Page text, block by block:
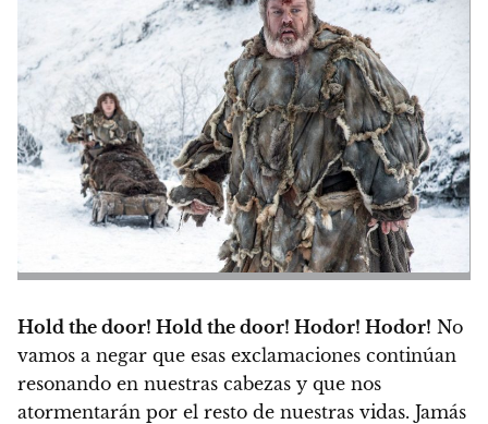
Hold the door! Hold the door! Hodor! Hodor! No
vamos a negar que esas exclamaciones continúan
resonando en nuestras cabezas y que nos
atormentarán por el resto de nuestras vidas. Jamás